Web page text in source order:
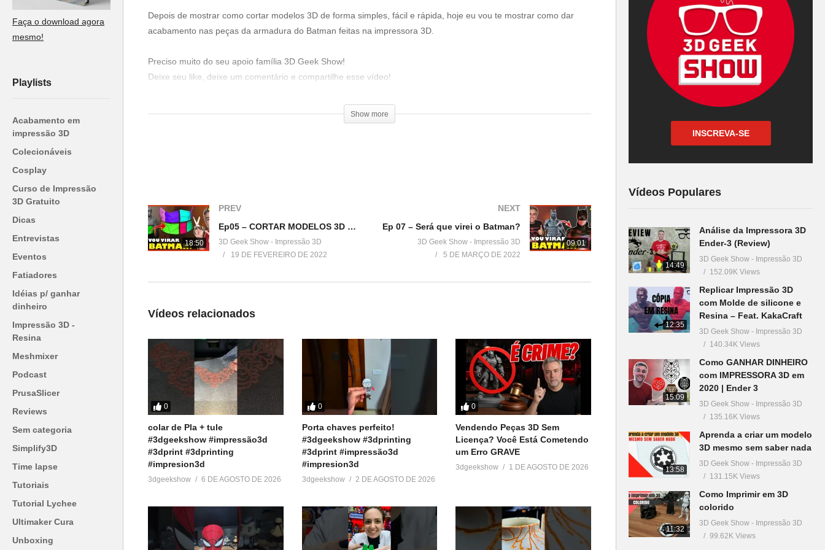
Faça o download agora
mesmo!
Playlists
Acabamento em
impressão 3D
Colecionáveis
Cosplay
Curso de Impressão
3D Gratuito
Dicas
Entrevistas
Eventos
Fatiadores
Idéias p/ ganhar
dinheiro
Impressão 3D -
Resina
Meshmixer
Podcast
PrusaSlicer
Reviews
Sem categoria
Simplify3D
Time lapse
Tutoriais
Tutorial Lychee
Ultimaker Cura
Unboxing
Depois de mostrar como cortar modelos 3D de forma simples, fácil e rápida, hoje eu vou te mostrar como dar
acabamento nas peças da armadura do Batman feitas na impressora 3D.
Preciso muito do seu apoio família 3D Geek Show!
Deixe seu like, deixe um comentário e compartilhe esse vídeo!
Venha fazer parte do nosso clube exclusivo de membros:
▶http://bit.ly/SejaMembro3DGS
▶http://bit.ly/Cursos3DGS
=================================
Produtos de impressão 3D super baratos:
▶http://bit.ly/ListaProdutos3D
Acesse:
▶http://www.3dgeekshow.com.br
Redes sociais (Instagram, Facebook e Twitter):
Grupo no facebook
https://goo.gl/eXceJj
Show more
18:50
PREV
Ep05 – CORTAR MODELOS 3D de forma FÁCIL pra QUALQUER IMPRESSORA 3D
3D Geek Show - Impressão 3D
19 DE FEVEREIRO DE 2022
09:01
NEXT
Ep 07 – Será que virei o Batman?
3D Geek Show - Impressão 3D
5 DE MARÇO DE 2022
Vídeos relacionados
0
colar de Pla + tule
#3dgeekshow #impressão3d
#3dprint #3dprinting
#impresion3d
3dgeekshow 6 DE AGOSTO DE 2026
0
Porta chaves perfeito!
#3dgeekshow #3dprinting
#3dprint #impressão3d
#impresion3d
3dgeekshow 2 DE AGOSTO DE 2026
0
Vendendo Peças 3D Sem
Licença? Você Está Cometendo
um Erro GRAVE
3dgeekshow 1 DE AGOSTO DE 2026
INSCREVA-SE
Vídeos Populares
14:49
Análise da Impressora 3D
Ender-3 (Review)
3D Geek Show - Impressão 3D
152.09K Views
12:35
Replicar Impressão 3D
com Molde de silicone e
Resina – Feat. KakaCraft
3D Geek Show - Impressão 3D
140.34K Views
15:09
Como GANHAR DINHEIRO
com IMPRESSORA 3D em
2020 | Ender 3
3D Geek Show - Impressão 3D
135.16K Views
13:58
Aprenda a criar um modelo
3D mesmo sem saber nada
3D Geek Show - Impressão 3D
131.15K Views
11:32
Como Imprimir em 3D
colorido
3D Geek Show - Impressão 3D
99.62K Views